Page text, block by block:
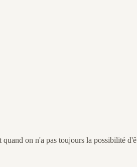
on n'a pas toujours la possibilité